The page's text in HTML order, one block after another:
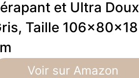
et Ultra Doux
Taille 106x80x18
Voir sur Amazon